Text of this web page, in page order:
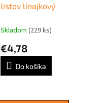
listov linajkový
Skladom (229 ks)
€4,78
Do košíka